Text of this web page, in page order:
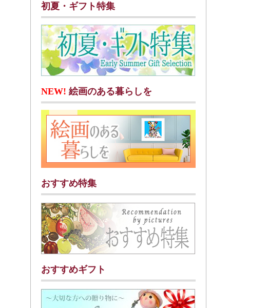
初夏・ギフト特集
NEW! 絵画のある暮らしを
おすすめ特集
おすすめギフト